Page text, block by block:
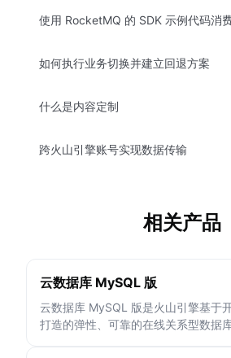
使用 RocketMQ 的 SDK 示例代码消
如何执行业务切换并建立回退方案
什么是内容定制
跨火山引擎账号实现数据传输
相关产品
云数据库 MySQL 版
云数据库 MySQL 版是火山引擎基于
打造的弹性、可靠的在线关系型数据库